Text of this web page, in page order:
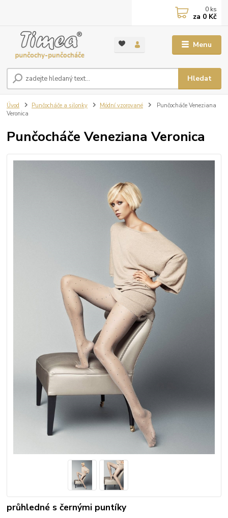
Menu
Hledat
0 ks
za 0 Kč
Úvod Punčocháče a silonky Módní vzorované
Punčocháče Veneziana
Veronica
Punčocháče Veneziana Veronica
průhledné s černými puntíky